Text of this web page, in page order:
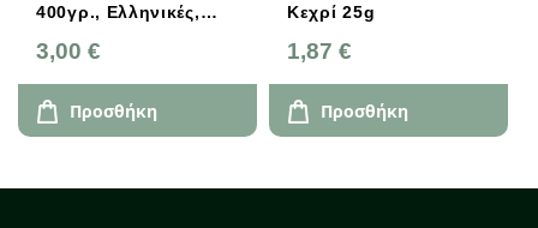
400γρ., Ελληνικές,
Αντωνόπουλου
3,00 €
Προσθήκη
Κεχρί 25g
1,87 €
Προσθήκη